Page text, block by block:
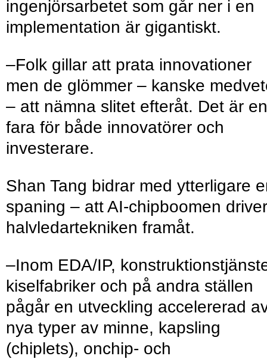
ingenjörsarbetet som går ner i en
implementation är gigantiskt.
–Folk gillar att prata innovationer
men de glömmer – kanske
– att nämna slitet efteråt. Det är en
fara för både innovatörer och
investerare.
Shan Tang bidrar med ytterligare
spaning – att AI-chipboomen driver
halvledartekniken framåt.
–Inom EDA/IP,
kiselfabriker och på andra ställen
pågår en utveckling accelererad
nya typer av minne, kapsling
(chiplets), onchip- och